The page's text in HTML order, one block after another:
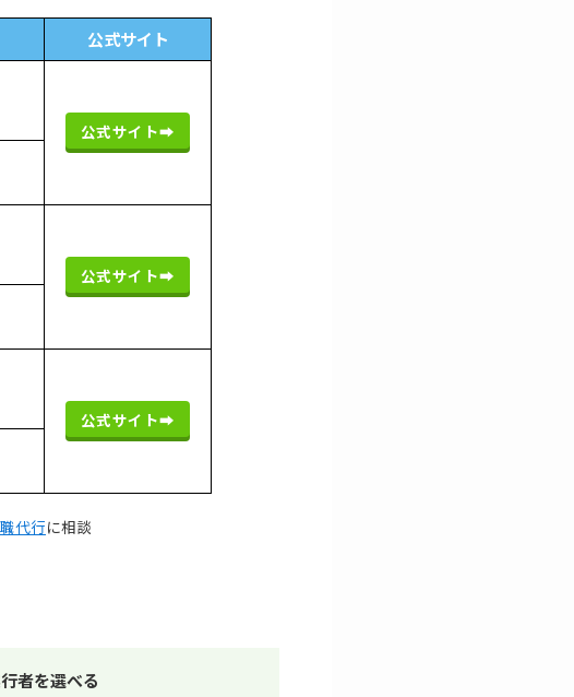
公式サイト
公式サイト➡︎
公式サイト➡︎
公式サイト➡︎
代行に相談
者を選べる